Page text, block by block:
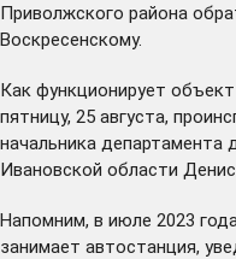
Приволжского района
Воскресенскому.
Как функционирует
пятницу, 25 августа,
начальника департамента
Ивановской области
Напомним, в июле 2023
занимает автостанция,